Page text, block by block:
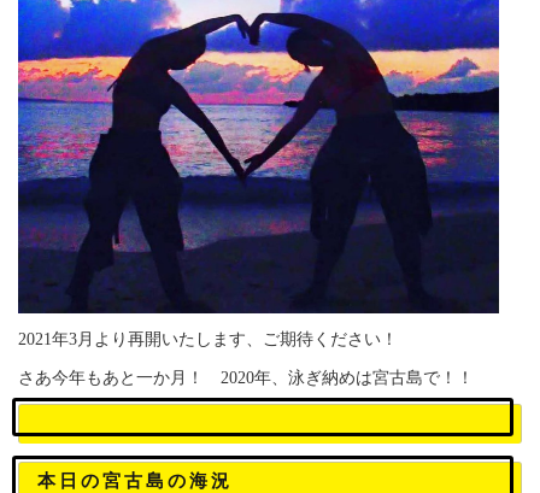
2021年3月より再開いたします、ご期待ください！
さあ今年もあと一か月！ 2020年、泳ぎ納めは宮古島で！！
本日の宮古島の海況